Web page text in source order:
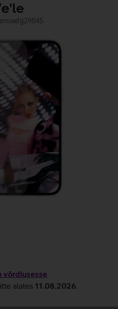
võrdlusesse
alates 11.08.2026